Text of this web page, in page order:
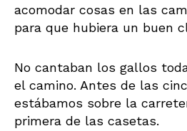
acomodar cosas en las
para que hubiera un buen
No cantaban los gallos
el camino. Antes de las
estábamos sobre la
primera de las casetas.